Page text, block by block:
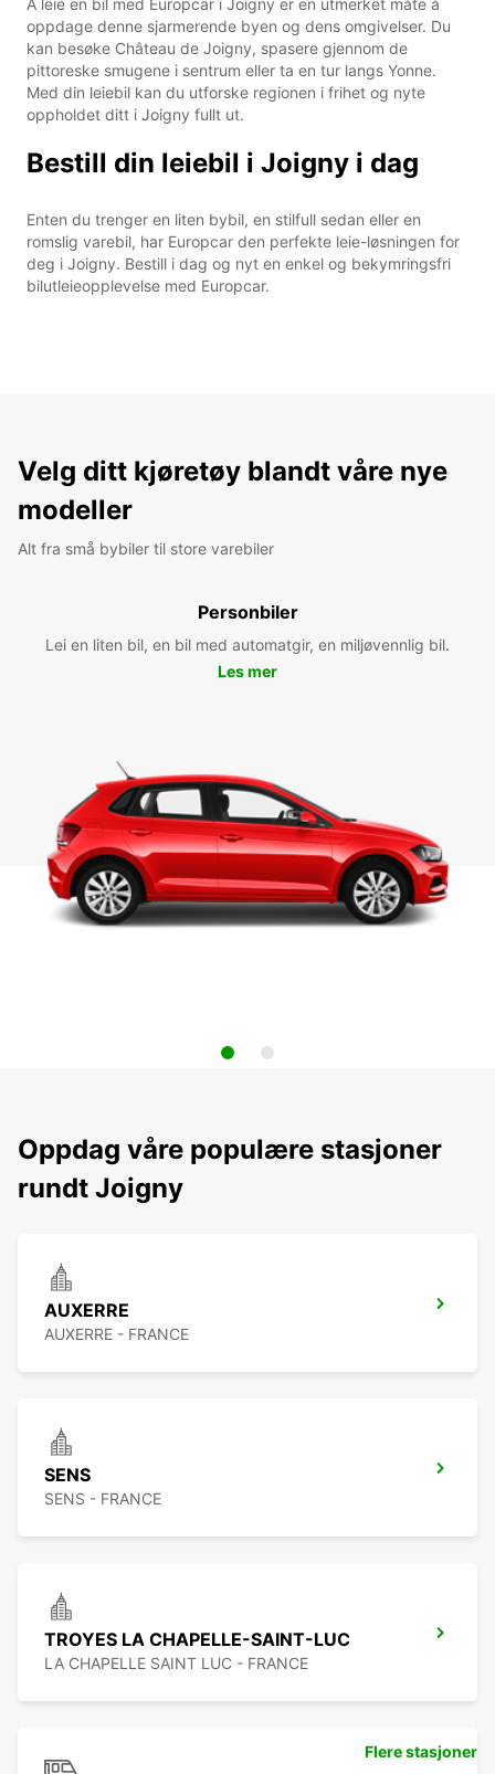
Å leie en bil med Europcar i Joigny er en utmerket måte å
oppdage denne sjarmerende byen og dens omgivelser. Du
kan besøke Château de Joigny, spasere gjennom de
pittoreske smugene i sentrum eller ta en tur langs Yonne.
Med din leiebil kan du utforske regionen i frihet og nyte
oppholdet ditt i Joigny fullt ut.
Bestill din leiebil i Joigny i dag
Enten du trenger en liten bybil, en stilfull sedan eller en
romslig varebil, har Europcar den perfekte leie-løsningen for
deg i Joigny. Bestill i dag og nyt en enkel og bekymringsfri
bilutleieopplevelse med Europcar.
Velg ditt kjøretøy blandt våre nye
modeller
Alt fra små bybiler til store varebiler
Personbiler
Lei en liten bil, en bil med automatgir, en miljøvennlig bil.
Les mer
Oppdag våre populære stasjoner
rundt Joigny
AUXERRE
AUXERRE - FRANCE
SENS
SENS - FRANCE
TROYES LA CHAPELLE-SAINT-LUC
LA CHAPELLE SAINT LUC - FRANCE
Flere stasjoner